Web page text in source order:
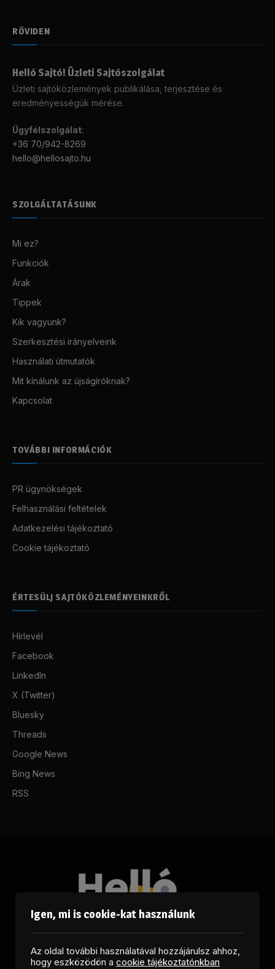
RÖVIDEN
Helló Sajtó! Üzleti Sajtószolgálat
Üzleti sajtóközlemények publikálása, terjesztése és
eredményességük mérése.
Ügyfélszolgálat:
+36 70/942-8269
hello@hellosajto.hu
SZOLGÁLTATÁSUNK
Mi ez?
Funkciók
Árak
Tippek
Kik vagyunk?
Szerkesztési irányelveink
Használati útmutatók
Mit kínálunk az újságíróknak?
Kapcsolat
TOVÁBBI INFORMÁCIÓK
PR ügynökségek
Felhasználási feltételek
Adatkezelési tájékoztató
Cookie tájékoztató
ÉRTESÜLJ SAJTÓKÖZLEMÉNYEINKRŐL
Hírlevél
Facebook
LinkedIn
X (Twitter)
Bluesky
Threads
Google News
Bing News
RSS
Igen, mi is cookie-kat használunk
Az oldal további használatával hozzájárulsz ahhoz,
hogy eszközödön a cookie tájékoztatónkban